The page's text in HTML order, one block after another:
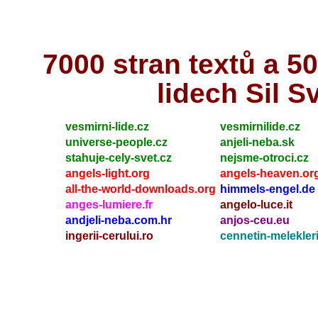
7000 stran textů a
lidech Sil
vesmirni-lide.cz
vesmirnilide.cz
universe-people.cz
anjeli-neba.sk
stahuje-cely-svet.cz
nejsme-otroci.cz
angels-light.org
angels-
all-the-world-downloads.org himmels-engel.de
anges-lumiere.fr
angelo-luce.it
andjeli-neba.com.hr
anjos-ceu.eu
ingerii-cerului.ro
cennetin-